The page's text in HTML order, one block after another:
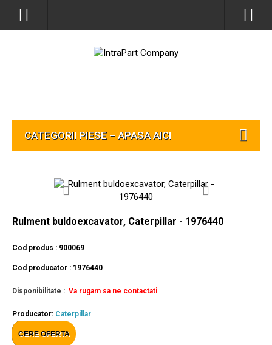
CATEGORII PIESE – APASA AICI
Rulment buldoexcavator, Caterpillar - 1976440
Cod produs : 900069
Cod producator : 1976440
Disponibilitate : Va rugam sa ne contactati
Producator: Caterpillar
CERE OFERTA